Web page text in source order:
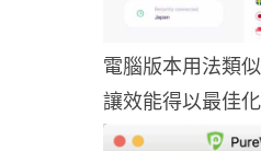
電腦版本用法類
讓效能得以最佳